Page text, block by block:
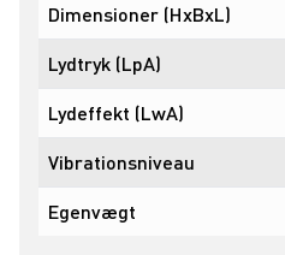
Dimensioner (HxBxL)
Lydtryk (LpA)
Lydeffekt (LwA)
Vibrationsniveau
Egenvægt